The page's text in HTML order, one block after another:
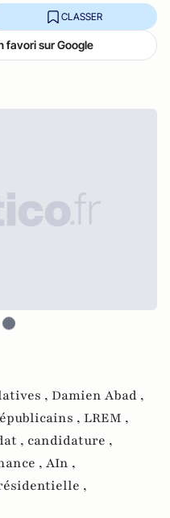
CLASSER
favori sur Google
, Damien Abad ,
, LREM ,
, candidature ,
, AIn ,
,